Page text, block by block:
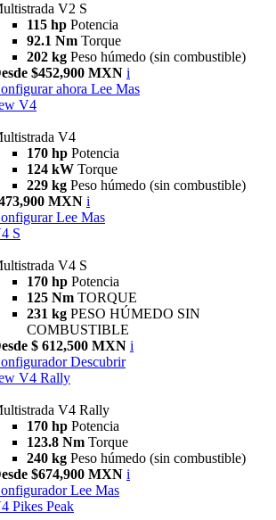
V2 S
115 hp Potencia
92.1 Nm Torque
202 kg Peso húmedo (sin combustible)
$452,900 MXN i
ahora Lee Mas
V4
V4
170 hp Potencia
124 kW Torque
229 kg Peso húmedo (sin combustible)
MXN i
Lee Mas
S
V4 S
170 hp Potencia
125 Nm TORQUE
231 kg PESO HÚMEDO SIN
COMBUSTIBLE
$ 612,500 MXN i
Descubrir
V4 Rally
V4 Rally
170 hp Potencia
123.8 Nm Torque
240 kg Peso húmedo (sin combustible)
$674,900 MXN i
Lee Mas
Pikes Peak